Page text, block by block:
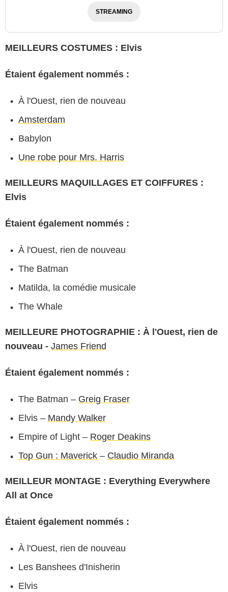
STREAMING
MEILLEURS COSTUMES : Elvis
Étaient également nommés :
À l'Ouest, rien de nouveau
Amsterdam
Babylon
Une robe pour Mrs. Harris
MEILLEURS MAQUILLAGES ET COIFFURES :
Elvis
Étaient également nommés :
À l'Ouest, rien de nouveau
The Batman
Matilda, la comédie musicale
The Whale
MEILLEURE PHOTOGRAPHIE : À l'Ouest, rien de
nouveau - James Friend
Étaient également nommés :
The Batman – Greig Fraser
Elvis – Mandy Walker
Empire of Light – Roger Deakins
Top Gun : Maverick – Claudio Miranda
MEILLEUR MONTAGE : Everything Everywhere
All at Once
Étaient également nommés :
À l'Ouest, rien de nouveau
Les Banshees d'Inisherin
Elvis